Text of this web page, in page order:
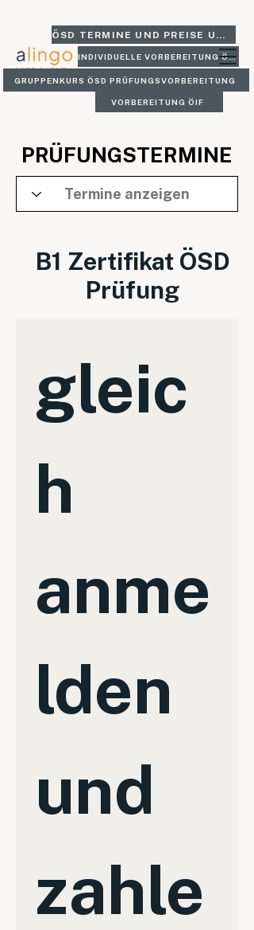
ÖSD TERMINE UND PREISE UND GLEICH BUCHEN
INDIVIDUELLE VORBEREITUNG ÖSD
GRUPPENKURS ÖSD PRÜFUNGSVORBEREITUNG
VORBEREITUNG ÖIF
PRÜFUNGSTERMINE
B1 Zertifikat ÖSD
Prüfung
gleic
h
anme
lden
und
zahle